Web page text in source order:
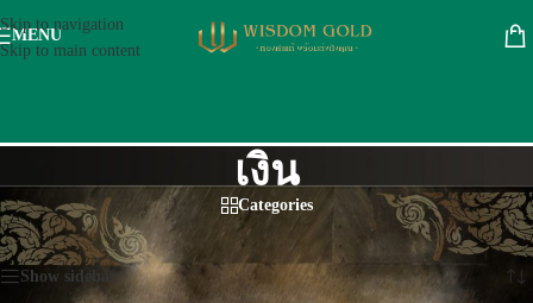
Skip to navigation
Skip to main content
MENU
เงิน
Categories
หน้าหลัก/อื่นๆ/เงิน Showing all 5 results
Show sidebar